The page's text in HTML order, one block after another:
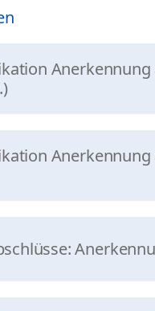
Anerkennung